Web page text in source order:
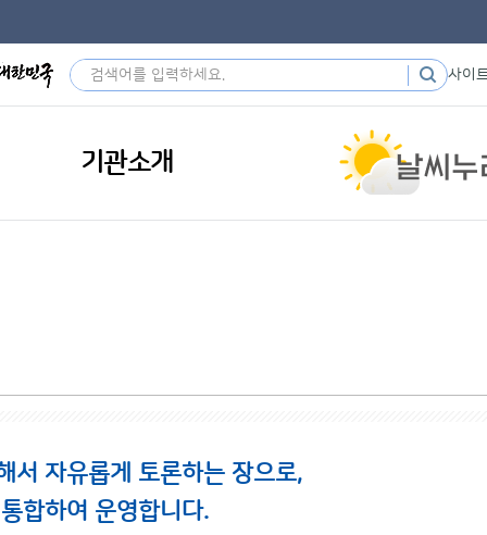
사이
기관소개
서 자유롭게 토론하는 장으로,
합하여 운영합니다.